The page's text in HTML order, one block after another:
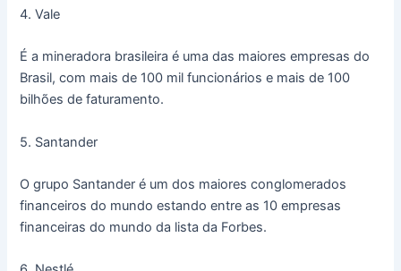
4. Vale
É a mineradora brasileira é uma das maiores empresas do
Brasil, com mais de 100 mil funcionários e mais de 100
bilhões de faturamento.
5. Santander
O grupo Santander é um dos maiores conglomerados
financeiros do mundo estando entre as 10 empresas
financeiras do mundo da lista da Forbes.